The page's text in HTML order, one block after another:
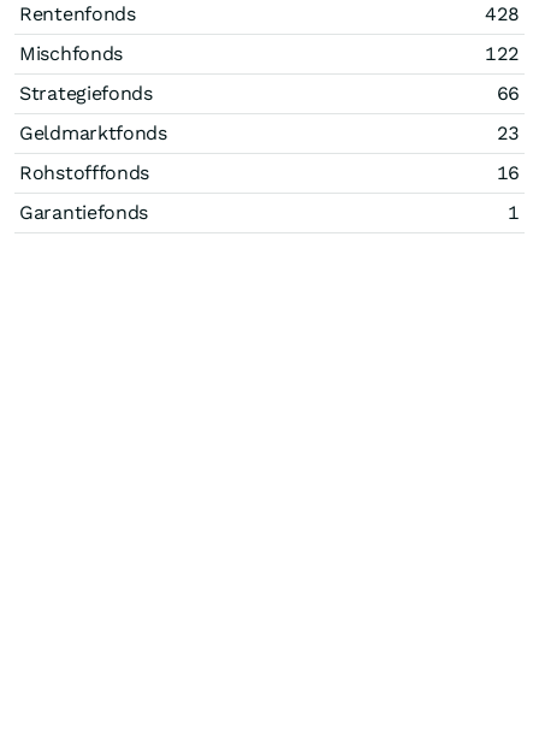
Rentenfonds
428
Mischfonds
122
Strategiefonds
66
Geldmarktfonds
23
Rohstofffonds
16
Garantiefonds
1